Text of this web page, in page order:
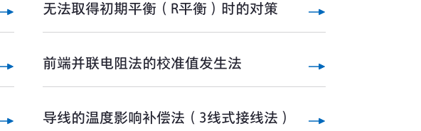
无法取得初期平衡（R平衡）时的对策
前端并联电阻法的校准值发生法
导线的温度影响补偿法（3线式接线法）